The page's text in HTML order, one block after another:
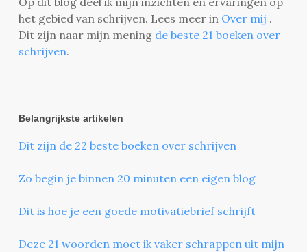
het gebied van schrijven. Lees meer in Over mij .
Dit zijn naar mijn mening de beste 21 boeken over
schrijven.
Belangrijkste artikelen
Dit zijn de 22 beste boeken over schrijven
Zo begin je binnen 20 minuten een eigen blog
Dit is hoe je een goede motivatiebrief schrijft
Deze 21 woorden moet ik vaker schrappen uit mijn